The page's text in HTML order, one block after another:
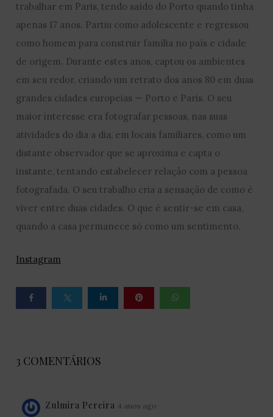
trabalhar em Paris, tendo saído do Porto quando tinha
apenas 17 anos. Partiu como adolescente e regressou
como homem para construir família no país e cidade
de origem. Durante estes anos, captou os ambientes
em seu redor, criando um retrato dos anos 80 em duas
grandes cidades europeias — Porto e Paris. O seu
maior interesse era fotografar pessoas, nas suas
atividades do dia a dia, em locais familiares, como um
distante observador que se aproxima e capta o
instante, tentando estabelecer relação com a pessoa
fotografada. O seu trabalho cria a sensação de como é
viver entre duas cidades. O que é sentir-se em casa,
quando a casa permanece só como um sentimento.
Instagram
3 COMENTÁRIOS
Zulmira Pereira 4 anos ago